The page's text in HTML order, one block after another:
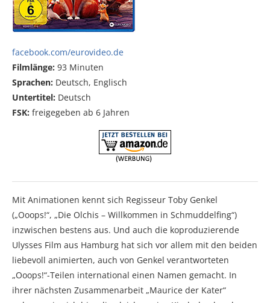
facebook.com/eurovideo.de
Filmlänge: 93 Minuten
Sprachen: Deutsch, Englisch
Untertitel: Deutsch
FSK: freigegeben ab 6 Jahren
Mit Animationen kennt sich Regisseur Toby Genkel
(„Ooops!“, „Die Olchis – Willkommen in Schmuddelfing“)
inzwischen bestens aus. Und auch die koproduzierende
Ulysses Film aus Hamburg hat sich vor allem mit den beiden
liebevoll animierten, auch von Genkel verantworteten
„Ooops!“-Teilen international einen Namen gemacht. In
ihrer nächsten Zusammenarbeit „Maurice der Kater“